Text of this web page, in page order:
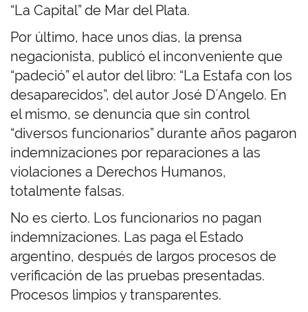
“La Capital” de Mar del Plata.
Por último, hace unos días, la prensa
negacionista, publicó el inconveniente que
“padeció” el autor del libro: “La Estafa con los
desaparecidos”, del autor José D´Angelo. En
el mismo, se denuncia que sin control
“diversos funcionarios” durante años pagaron
indemnizaciones por reparaciones a las
violaciones a Derechos Humanos,
totalmente falsas.
No es cierto. Los funcionarios no pagan
indemnizaciones. Las paga el Estado
argentino, después de largos procesos de
verificación de las pruebas presentadas.
Procesos limpios y transparentes.